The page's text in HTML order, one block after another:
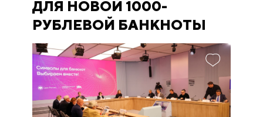
ДЛЯ НОВОЙ 1000-
РУБЛЕВОЙ БАНКНОТЫ